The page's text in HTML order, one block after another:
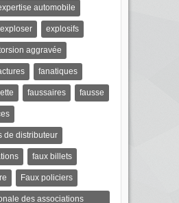
automobile
exploser explosifs
aggravée
fanatiques
faussaires fausse
de distributeur
faux billets
Faux policiers
des associations